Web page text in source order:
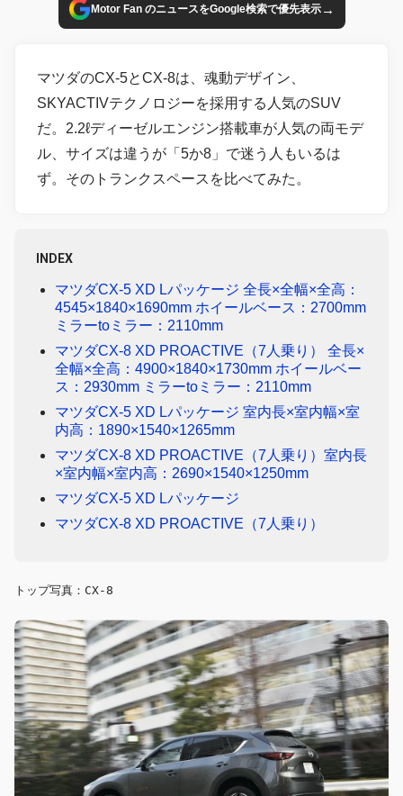
Motor Fan のニュースをGoogle検索で優先表示→
マツダのCX-5とCX-8は、魂動デザイン、
SKYACTIVテクノロジーを採用する人気のSUV
だ。2.2ℓディーゼルエンジン搭載車が人気の両モデ
ル、サイズは違うが「5か8」で迷う人もいるは
ず。そのトランクスペースを比べてみた。
INDEX
マツダCX-5 XD Lパッケージ 全長×全幅×全高：
4545×1840×1690mm ホイールベース：2700mm
ミラーtoミラー：2110mm
マツダCX-8 XD PROACTIVE（7人乗り） 全長×
全幅×全高：4900×1840×1730mm ホイールベー
ス：2930mm ミラーtoミラー：2110mm
マツダCX-5 XD Lパッケージ 室内長×室内幅×室
内高：1890×1540×1265mm
マツダCX-8 XD PROACTIVE（7人乗り）室内長
×室内幅×室内高：2690×1540×1250mm
マツダCX-5 XD Lパッケージ
マツダCX-8 XD PROACTIVE（7人乗り）
トップ写真：CX-8